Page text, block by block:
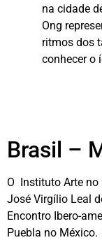
na cidade
Ong
ritmos dos
conhecer o
Brasil –
O Instituto Arte no
José Virgílio Leal
Encontro Ibero-
Puebla no